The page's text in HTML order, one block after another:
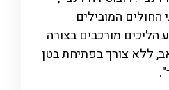
המובילים
מורכבים בצורה
ללא צורך בפתיחת בטן